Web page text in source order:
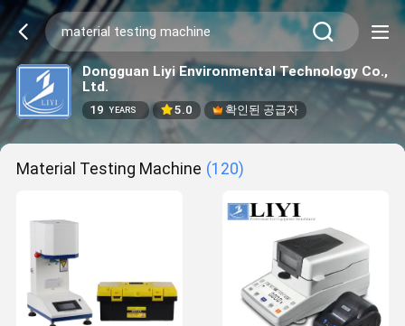
Dongguan Liyi Environmental Technology Co.,
Ltd.
19 YEARS 5.0 확인된 공급자
Material Testing Machine (120)